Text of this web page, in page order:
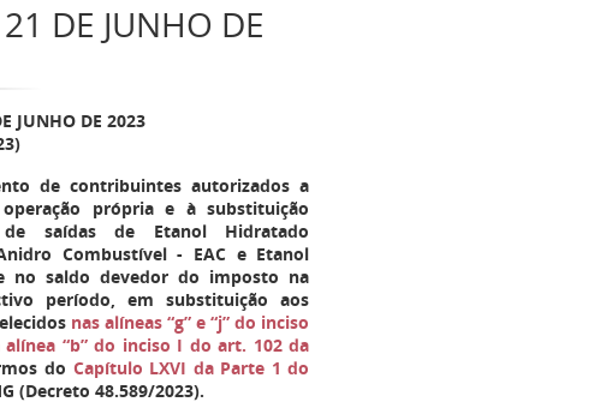
DE JUNHO DE
JUNHO DE 2023
de contribuintes autorizados a
própria e à substituição
saídas de Etanol Hidratado
Combustível - EAC e Etanol
no saldo devedor do imposto na
período, em substituição aos
nas alíneas “g” e “j” do inciso
“b” do inciso I do art. 102 da
do Capítulo LXVI da Parte 1 do
(Decreto 48.589/2023).